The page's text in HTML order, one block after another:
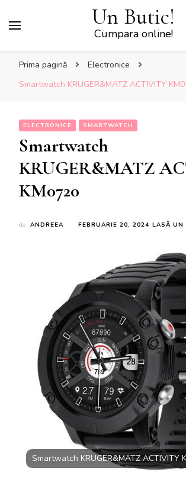
Un Butic!
Cumpara online!
Prima pagină
Electronice
Smartwatch KRUGER&MATZ ACTIVITY
ELECTRONICE SMARTWATCH
Smartwatch
KRUGER&MATZ
KM0720
de ANDREEA FEBRUARIE 20, 2024 LASĂ UN
Smartwatch KRUGER&MATZ ACTIVITY